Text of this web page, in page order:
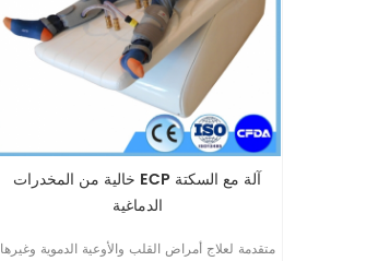
خالية من المخدرات ECP آلة مع السكتة
الدماغية
متقدمة لعلاج أمراض القلب والأوعية الدموية وغيرها